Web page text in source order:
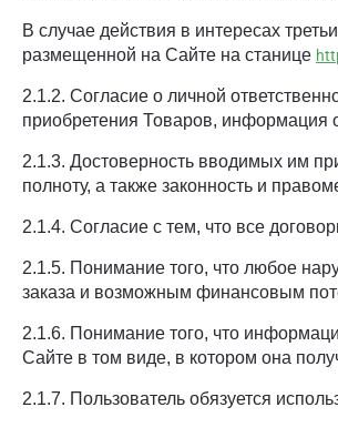
В случае действия в интересах
размещенной на Сайте на станице
2.1.2. Согласие о личной
приобретения Товаров, информация
2.1.3. Достоверность вводимых им
полноту, а также законность и
2.1.4. Согласие с тем, что все
2.1.5. Понимание того, что любое
заказа и возможным финансовым
2.1.6. Понимание того, что
Сайте в том виде, в котором она
2.1.7. Пользователь обязуется